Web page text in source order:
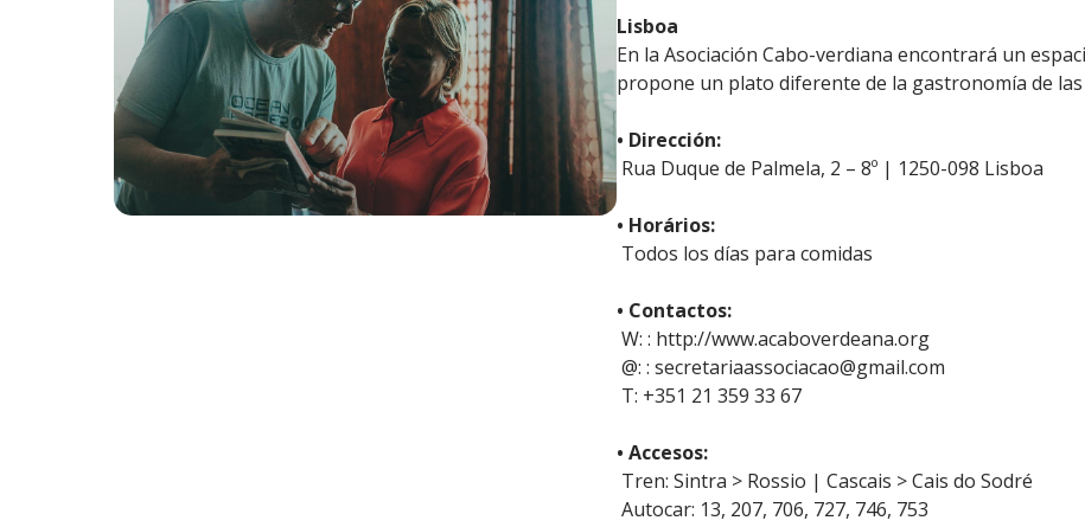
Lisboa
En la Asociación Cabo-verdiana encontrará un
propone un plato diferente de la gastronomía de las
• Dirección:
Rua Duque de Palmela, 2 – 8º | 1250-098 Lisboa
• Horários:
Todos los días para comidas
• Contactos:
W: : http://www.acaboverdeana.org
@: : secretariaassociacao@gmail.com
T: +351 21 359 33 67
• Accesos:
Tren: Sintra > Rossio | Cascais > Cais do Sodré
Autocar: 13, 207, 706, 727, 746, 753